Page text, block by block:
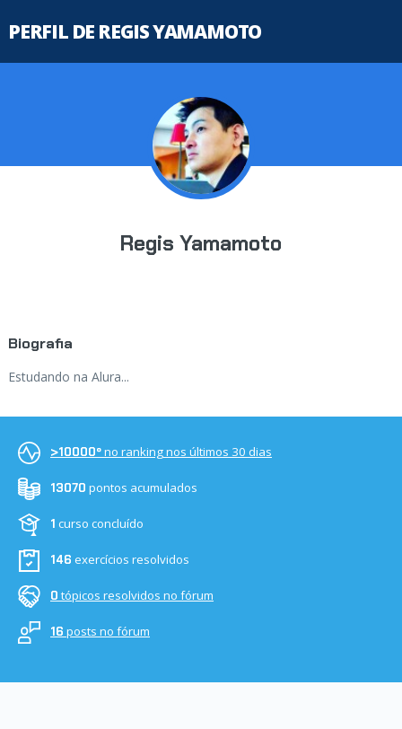
PERFIL DE REGIS YAMAMOTO
Regis Yamamoto
Biografia
Estudando na Alura...
>10000ºno ranking nos últimos 30 dias
13070 pontos acumulados
1 curso concluído
146 exercícios resolvidos
0 tópicos resolvidos no fórum
16 posts no fórum